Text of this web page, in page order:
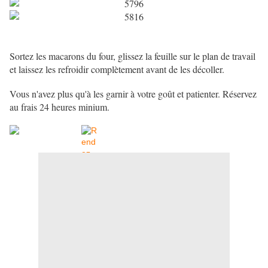
Sortez les macarons du four, glissez la feuille sur le plan de travail
et laissez les refroidir complètement avant de les décoller.
Vous n'avez plus qu'à les garnir à votre goût et patienter. Réservez
au frais 24 heures minium.